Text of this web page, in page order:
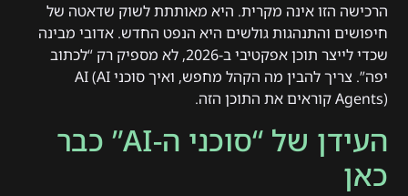
הרכישה הזו אינה מקרית. היא מאותתת לשוק שדאטה של
חיפושים והתנהגות גולשים היא הנפט החדש. אדובי מבינה
שכדי לייצר תוכן אפקטיבי ב-2026, לא מספיק רק “לכתוב
יפה”. צריך להבין מה הקהל מחפש, ואיך סוכני AI (AI
Agents) קוראים את התוכן הזה.
העידן של “סוכני ה-AI” כבר
כאן